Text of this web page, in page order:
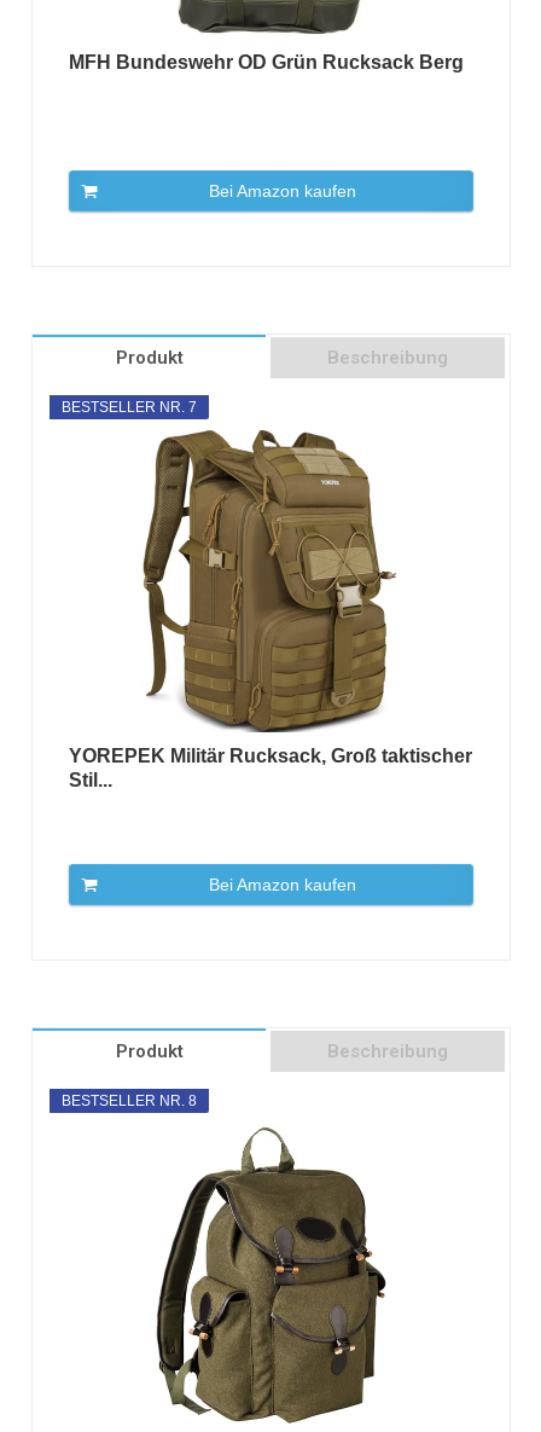
MFH Bundeswehr OD Grün Rucksack Berg
Bei Amazon kaufen
Produkt Beschreibung
BESTSELLER NR. 7
YOREPEK Militär Rucksack, Groß taktischer
Stil...
Bei Amazon kaufen
Produkt Beschreibung
BESTSELLER NR. 8